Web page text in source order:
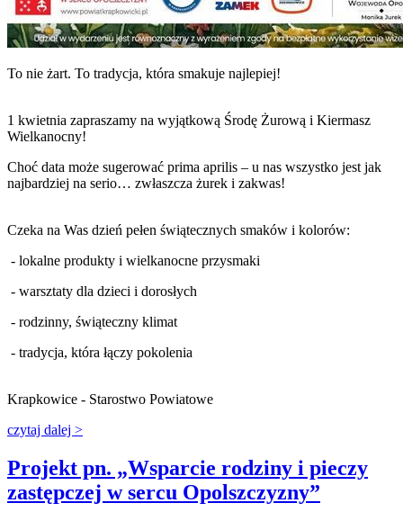
To nie żart. To tradycja, która smakuje najlepiej!
1 kwietnia zapraszamy na wyjątkową Środę Żurową i Kiermasz
Wielkanocny!
Choć data może sugerować prima aprilis – u nas wszystko jest jak
najbardziej na serio… zwłaszcza żurek i zakwas!
Czeka na Was dzień pełen świątecznych smaków i kolorów:
- lokalne produkty i wielkanocne przysmaki
- warsztaty dla dzieci i dorosłych
- rodzinny, świąteczny klimat
- tradycja, która łączy pokolenia
Krapkowice - Starostwo Powiatowe
czytaj dalej >
Projekt pn. „Wsparcie rodziny i pieczy
zastępczej w sercu Opolszczyzny”